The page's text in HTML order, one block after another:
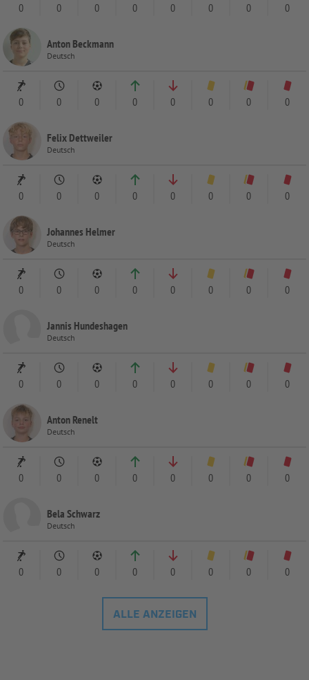
0 0 0 0 0 0 0 0
Anton Beckmann
Deutsch
0 0 0 0 0 0 0 0
Felix Dettweiler
Deutsch
0 0 0 0 0 0 0 0
Johannes Helmer
Deutsch
0 0 0 0 0 0 0 0
Jannis Hundeshagen
Deutsch
0 0 0 0 0 0 0 0
Anton Renelt
Deutsch
0 0 0 0 0 0 0 0
Bela Schwarz
Deutsch
0 0 0 0 0 0 0 0
ALLE ANZEIGEN